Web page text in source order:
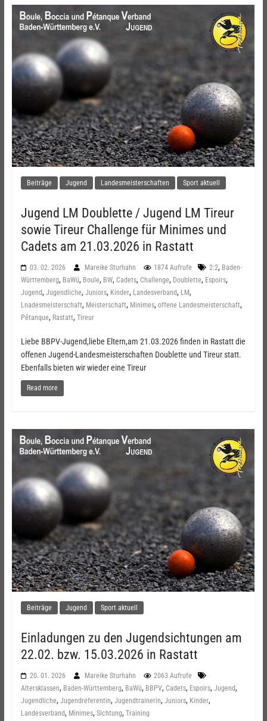
Beiträge Jugend Landesmeisterschaften Sport aktuell
Jugend LM Doublette / Jugend LM Tireur
sowie Tireur Challenge für Minimes und
Cadets am 21.03.2026 in Rastatt
03. 02. 2026 Mareike Sturhahn 1874 Aufrufe 2:2, Baden-
Württemberg, BaWü, Boule, BW, Cadets, Challenge, Doublette, Espoirs,
Jugend, Jugendliche, Juniors, Kinder, Landesverband, LM,
Lnadesmeisterschaft, Meisterschaft, Minimes, offene Landesmeisterschaft,
Pétanque, Rastatt, Tireur
Liebe BBPV-Jugend,liebe Eltern,am 21.03.2026 finden in Rastatt die
offenen Jugend-Landesmeisterschaften Doublette und Tireur statt.
Ebenfalls bieten wir wieder eine Tireur
Read more
Beiträge Jugend Sport aktuell
Einladungen zu den Jugendsichtungen am
22.02. bzw. 15.03.2026 in Rastatt
20. 01. 2026 Mareike Sturhahn
2063 Aufrufe
Altersklassen, Baden-Württemberg, BaWü, BBPV, Cadets, Espoirs, Jugend,
Jugendliche, Jugendreferentin, Jugendtrainerin, Juniors, Kinder,
Landesverband, Minimes, Sichtung, Training